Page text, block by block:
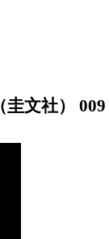
文社） 009